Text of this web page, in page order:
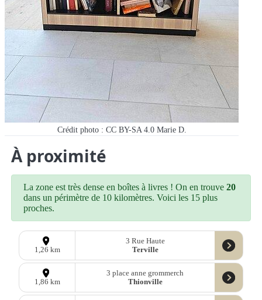
Crédit photo : CC BY-SA 4.0 Marie D.
À proximité
La zone est très dense en boîtes à livres ! On en trouve20
dans un périmètre de 10 kilomètres. Voici les 15 plus
proches.
1,26 km
3 Rue Haute
Terville
1,86 km
3 place anne grommerch
Thionville